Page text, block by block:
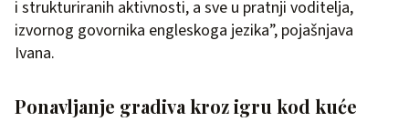
i strukturiranih aktivnosti, a sve u pratnji voditelja,
izvornog govornika engleskoga jezika”, pojašnjava
Ivana.
Ponavljanje gradiva kroz igru kod kuće